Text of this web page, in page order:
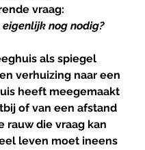
vraag:
eigenlijk nog nodig?
als spiegel
verhuizing naar een
heeft meegemaakt
of van een afstand
rauw die vraag kan
leven moet ineens